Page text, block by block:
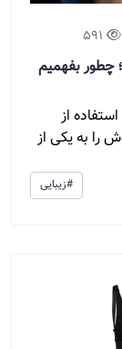
591
چطور بفهمیم
از
را به یکی از
#زیبایی